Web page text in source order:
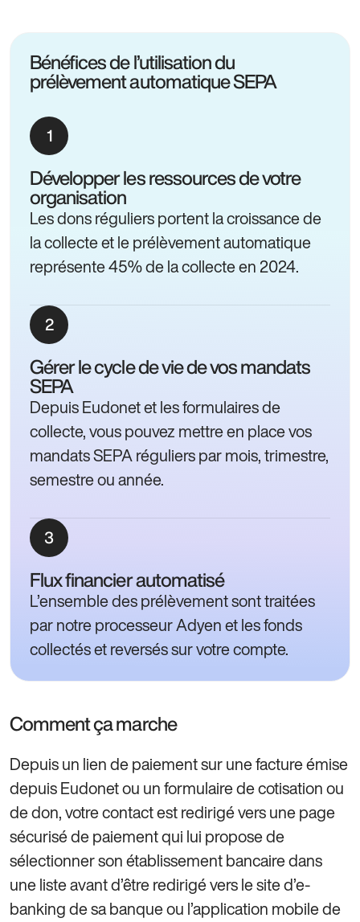
Bénéfices de l’utilisation du
prélèvement automatique SEPA
Développer les ressources de votre
organisation
Les dons réguliers portent la croissance de
la collecte et le prélèvement automatique
représente 45% de la collecte en 2024.
Gérer le cycle de vie de vos mandats
SEPA
Depuis Eudonet et les formulaires de
collecte, vous pouvez mettre en place vos
mandats SEPA réguliers par mois, trimestre,
semestre ou année.
Flux financier automatisé
L’ensemble des prélèvement sont traitées
par notre processeur Adyen et les fonds
collectés et reversés sur votre compte.
Comment ça marche
Depuis un lien de paiement sur une facture émise
depuis Eudonet ou un formulaire de cotisation ou
de don, votre contact est redirigé vers une page
sécurisé de paiement qui lui propose de
sélectionner son établissement bancaire dans
une liste avant d’être redirigé vers le site d’e-
banking de sa banque ou l’application mobile de